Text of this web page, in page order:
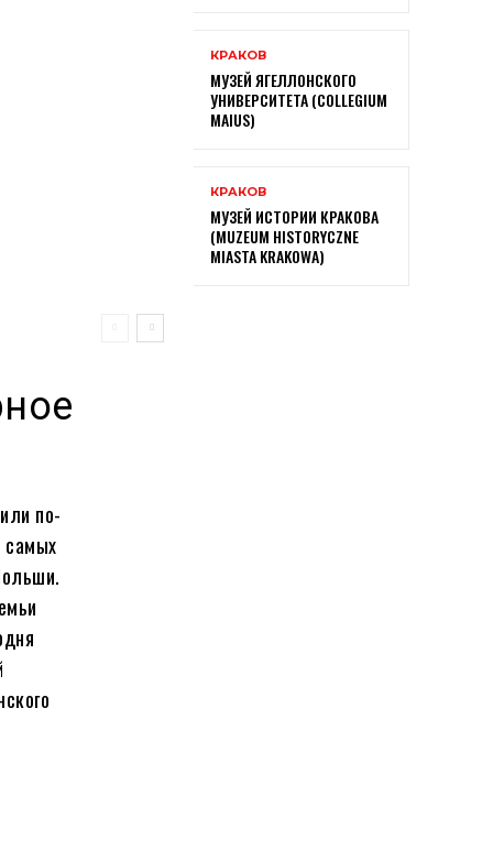
по-
самых
КРАКОВ
МУЗЕЙ ЯГЕЛЛОНСКОГО
УНИВЕРСИТЕТА (COLLEGIUM
MAIUS)
КРАКОВ
МУЗЕЙ ИСТОРИИ КРАКОВА
(MUZEUM HISTORYCZNE
MIASTA KRAKOWA)